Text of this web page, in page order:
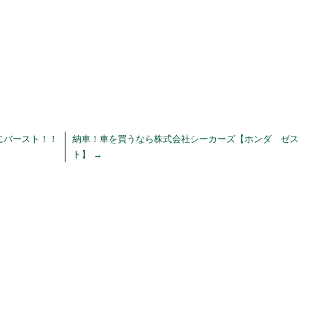
ースト！！
納車！車を買うなら株式会社シーカーズ【ホンダ ゼス
ト】
→